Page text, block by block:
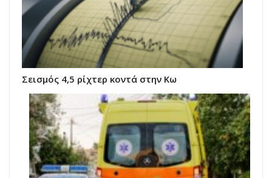
Σεισμός 4,5 ρίχτερ κοντά στην Κω